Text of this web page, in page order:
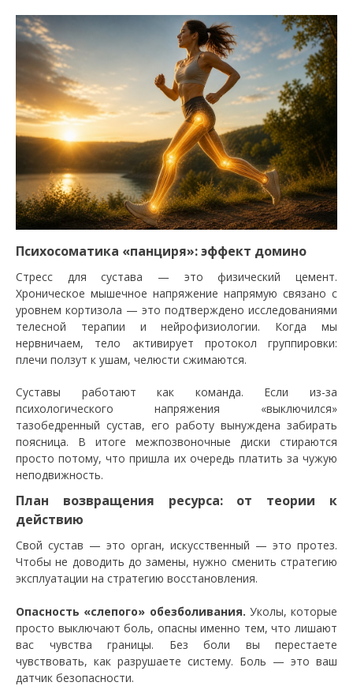
Психосоматика «панциря»: эффект домино
Стресс для сустава — это физический цемент.
Хроническое мышечное напряжение напрямую связано с
уровнем кортизола — это подтверждено исследованиями
телесной терапии и нейрофизиологии. Когда мы
нервничаем, тело активирует протокол группировки:
плечи ползут к ушам, челюсти сжимаются.
Суставы работают как команда. Если из-за
психологического напряжения «выключился»
тазобедренный сустав, его работу вынуждена забирать
поясница. В итоге межпозвоночные диски стираются
просто потому, что пришла их очередь платить за чужую
неподвижность.
План возвращения ресурса: от теории к
действию
Свой сустав — это орган, искусственный — это протез.
Чтобы не доводить до замены, нужно сменить стратегию
эксплуатации на стратегию восстановления.
Опасность «слепого» обезболивания. Уколы, которые
просто выключают боль, опасны именно тем, что лишают
вас чувства границы. Без боли вы перестаете
чувствовать, как разрушаете систему. Боль — это ваш
датчик безопасности.